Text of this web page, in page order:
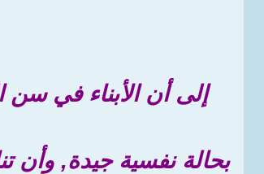
إلى أن الأبناء في سن
بحالة نفسية جيدة, وأن